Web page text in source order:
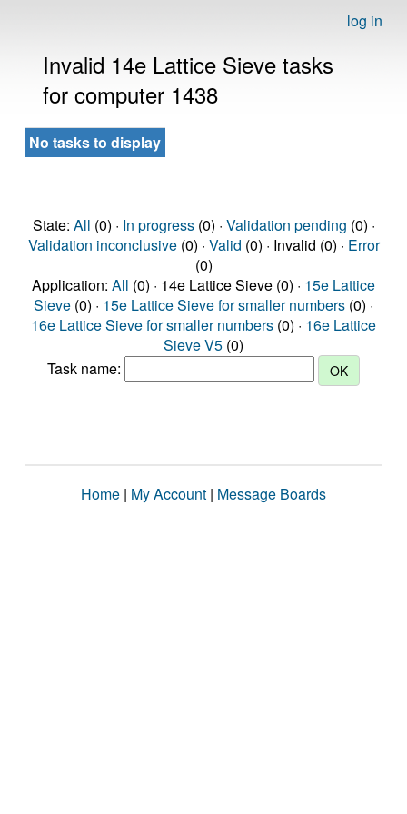
log in
Invalid 14e Lattice Sieve tasks
for computer 1438
No tasks to display
State: All (0) · In progress(0) · Validation pending (0) ·
Validation inconclusive(0) · Valid (0) · Invalid (0) · Error
(0)
Application: All (0) · 14e Lattice Sieve (0) · 15e Lattice
Sieve (0) · 15e Lattice Sieve for smaller numbers (0) ·
16e Lattice Sieve for smaller numbers (0) · 16e Lattice
Sieve V5 (0)
Task name:
Home | My Account | Message Boards